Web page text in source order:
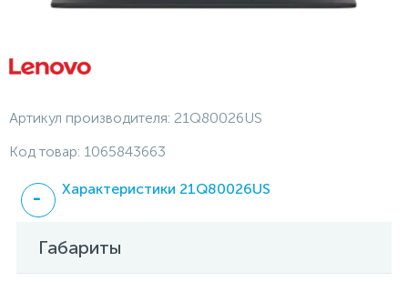
Артикул производителя: 21Q80026US
Код товар: 1065843663
Характеристики 21Q80026US
Габариты